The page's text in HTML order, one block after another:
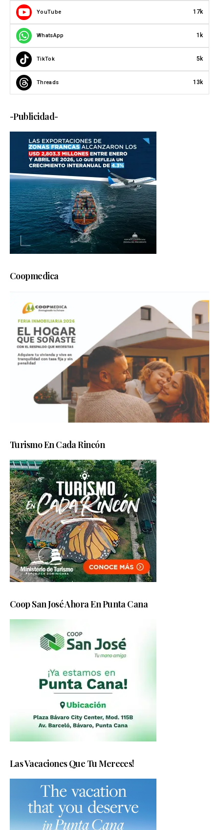
YouTube 17k
WhatsApp 1k
TikTok 5k
Threads 13k
-Publicidad-
Coopmedica
Turismo En Cada Rincón
Coop San José Ahora En Punta Cana
Las Vacaciones Que Tu Mereces!